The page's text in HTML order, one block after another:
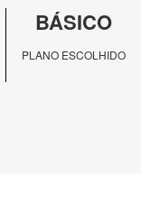
BÁSICO
PLANO ESCOLHIDO